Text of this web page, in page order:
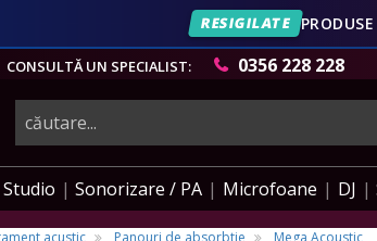
RESIGILATE
CONSULTĂ UN SPECIALIST:
0356 228 228
Studio Sonorizare / PA Microfoane DJ
acustic Panouri de absorbtie Mega Acoustic